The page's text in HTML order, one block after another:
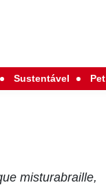
Sustentável Pet
misturabraille,